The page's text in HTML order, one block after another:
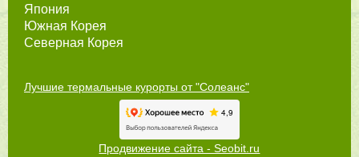
Япония
Южная Корея
Северная Корея
Лучшие термальные курорты от "Солеанс"
Продвижение сайта - Seobit.ru